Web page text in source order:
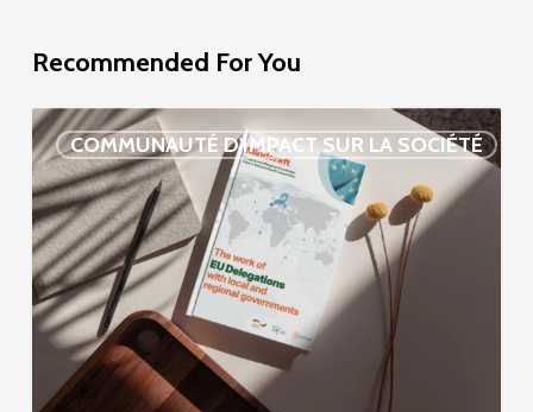
Recommended For You
COMMUNAUTÉ D'IMPACT SUR LA SOCIÉTÉ
Étude
sur
la
délégation
de
l’UE